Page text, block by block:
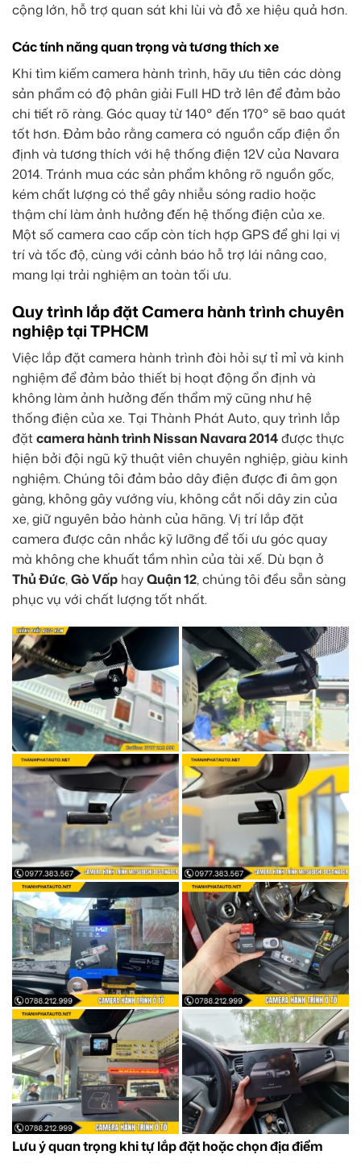
cộng lớn, hỗ trợ quan sát khi lùi và đỗ xe hiệu quả hơn.
Các tính năng quan trọng và tương thích xe
Khi tìm kiếm camera hành trình, hãy ưu tiên các dòng
sản phẩm có độ phân giải Full HD trở lên để đảm bảo
chi tiết rõ ràng. Góc quay từ 140° đến 170° sẽ bao quát
tốt hơn. Đảm bảo rằng camera có nguồn cấp điện ổn
định và tương thích với hệ thống điện 12V của Navara
2014. Tránh mua các sản phẩm không rõ nguồn gốc,
kém chất lượng có thể gây nhiễu sóng radio hoặc
thậm chí làm ảnh hưởng đến hệ thống điện của xe.
Một số camera cao cấp còn tích hợp GPS để ghi lại vị
trí và tốc độ, cùng với cảnh báo hỗ trợ lái nâng cao,
mang lại trải nghiệm an toàn tối ưu.
Quy trình lắp đặt Camera hành trình chuyên
nghiệp tại TPHCM
Việc lắp đặt camera hành trình đòi hỏi sự tỉ mỉ và kinh
nghiệm để đảm bảo thiết bị hoạt động ổn định và
không làm ảnh hưởng đến thẩm mỹ cũng như hệ
thống điện của xe. Tại Thành Phát Auto, quy trình lắp
đặtcamera hành trình Nissan Navara 2014được thực
hiện bởi đội ngũ kỹ thuật viên chuyên nghiệp, giàu kinh
nghiệm. Chúng tôi đảm bảo dây điện được đi âm gọn
gàng, không gây vướng víu, không cắt nối dây zin của
xe, giữ nguyên bảo hành của hãng. Vị trí lắp đặt
camera được cân nhắc kỹ lưỡng để tối ưu góc quay
mà không che khuất tầm nhìn của tài xế. Dù bạn ở
Thủ Đức,Gò Vấp hayQuận 12, chúng tôi đều sẵn sàng
phục vụ với chất lượng tốt nhất.
Lưu ý quan trọng khi tự lắp đặt hoặc chọn địa điểm